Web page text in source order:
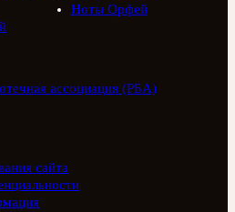
Ноты Орфей
ассоциация (РБА)
сайта